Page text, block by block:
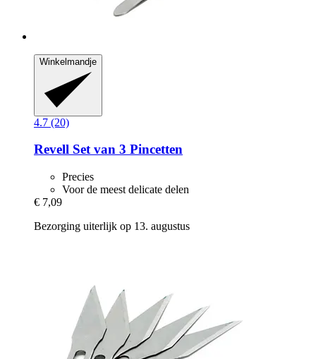
Winkelmandje
4.7 (20)
Revell Set van 3 Pincetten
Precies
Voor de meest delicate delen
€ 7,09
Bezorging uiterlijk op 13. augustus